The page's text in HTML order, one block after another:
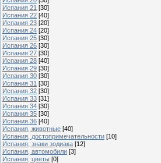
Испания 21 [30]
Испания 22 [40]
Испания 23 [20]
Испания 24 [20]
Испания 25 [30]
Испания 26 [30]
Испания 27 [30]
Испания 28 [40]
Испания 29 [30]
Испания 30 [30]
Испания 31 [30]
Испания 32 [30]
Испания 33 [31]
Испания 34 [30]
Испания 35 [30]
Испания 36 [40]
Испания, животные [40]
Испания, достопримечательности [10]
Испания, знаки зодиака [12]
Испания, автомобили [3]
Испания, цветы [0]